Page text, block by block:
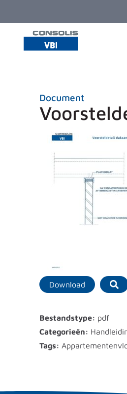
Document
Download
Bestandstype: pdf
Categorieën:
Tags: